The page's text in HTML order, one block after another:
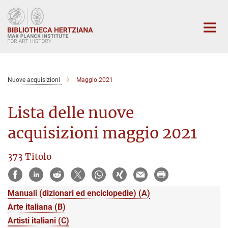
Main-
Content
Nuove acquisizioni Maggio 2021
Lista delle nuove
acquisizioni maggio 2021
373 Titolo
Manuali (dizionari ed enciclopedie) (A)
Arte italiana (B)
Artisti italiani (C)